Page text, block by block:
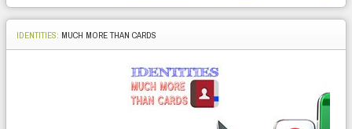
IDENTITIES: MUCH MORE THAN CARDS